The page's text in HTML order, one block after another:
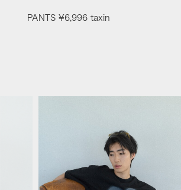
PANTS ¥6,996 taxin